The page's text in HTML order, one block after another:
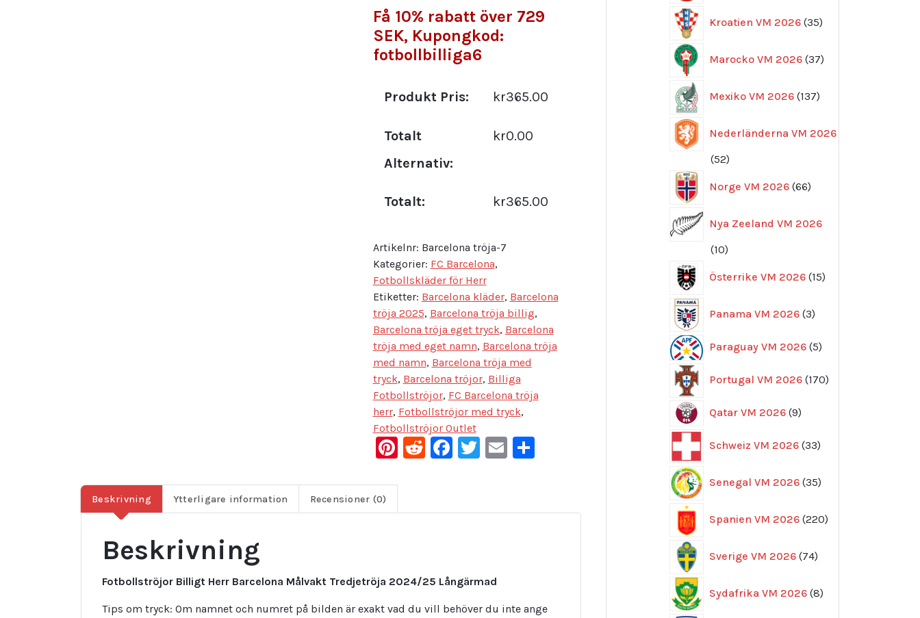
Få 10% rabatt över 729
SEK, Kupongkod:
fotbollbilliga6
Produkt Pris: kr365.00
Totalt
Alternativ:
kr0.00
Totalt: kr365.00
Artikelnr: Barcelona tröja-7
Kategorier: FC Barcelona,
Fotbollskläder för Herr
Etiketter: Barcelona kläder, Barcelona
tröja 2025, Barcelona tröja billig,
Barcelona tröja eget tryck, Barcelona
tröja med eget namn, Barcelona tröja
med namn, Barcelona tröja med
tryck, Barcelona tröjor, Billiga
Fotbollströjor, FC Barcelona tröja
herr, Fotbollströjor med tryck,
Fotbollströjor Outlet
Pinterest
Reddit
Facebook
Twitter
Email
Dela
Beskrivning Ytterligare information Recensioner (0)
Beskrivning
Fotbollströjor Billigt Herr Barcelona Målvakt Tredjetröja 2024/25 Långärmad
Tips om tryck: Om namnet och numret på bilden är exakt vad du vill behöver du inte ange
Kroatien VM 2026 35
produkter
Marocko VM 2026 37
produkter
Mexiko VM 2026 137
produkter
Nederländerna VM 2026
5252
Norge VM 2026 66
produkter
Nya Zeeland VM 2026
1010
Österrike VM 2026 15
produkter
Panama VM 2026 3
produkter
Paraguay VM 2026 55
Portugal VM 2026 170
produkter
Qatar VM 2026 99
Schweiz VM 2026 33
produkter
Senegal VM 2026 35
produkter
Spanien VM 2026 220
produkter
Sverige VM 2026 74
produkter
Sydafrika VM 2026 8
produkter